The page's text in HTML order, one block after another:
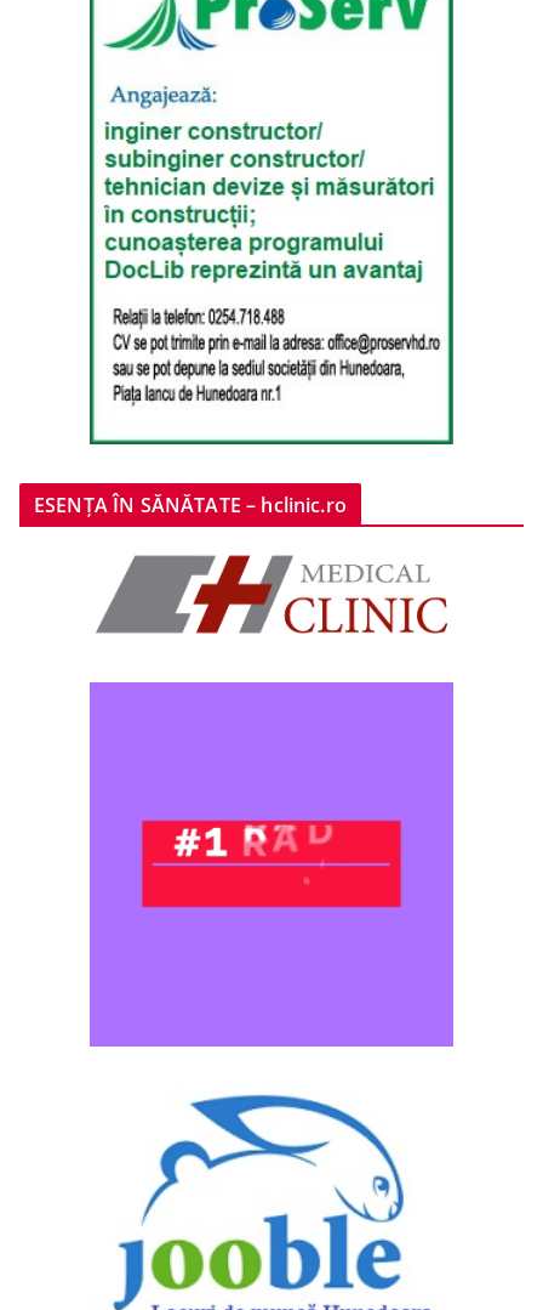
ESENȚA ÎN SĂNĂTATE – hclinic.ro